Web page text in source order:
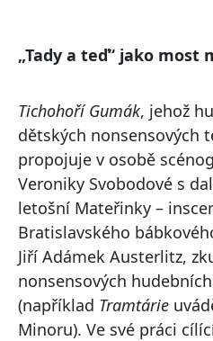
„Tady a teď“ jako most
Tichohoří Gumák, jehož
dětských nonsensových
propojuje v osobě
Veroniky Svobodové s
letošní Mateřinky –
Bratislavského
Jiří Adámek Austerlitz,
nonsensových
(například Tramtárie
Minoru). Ve své práci